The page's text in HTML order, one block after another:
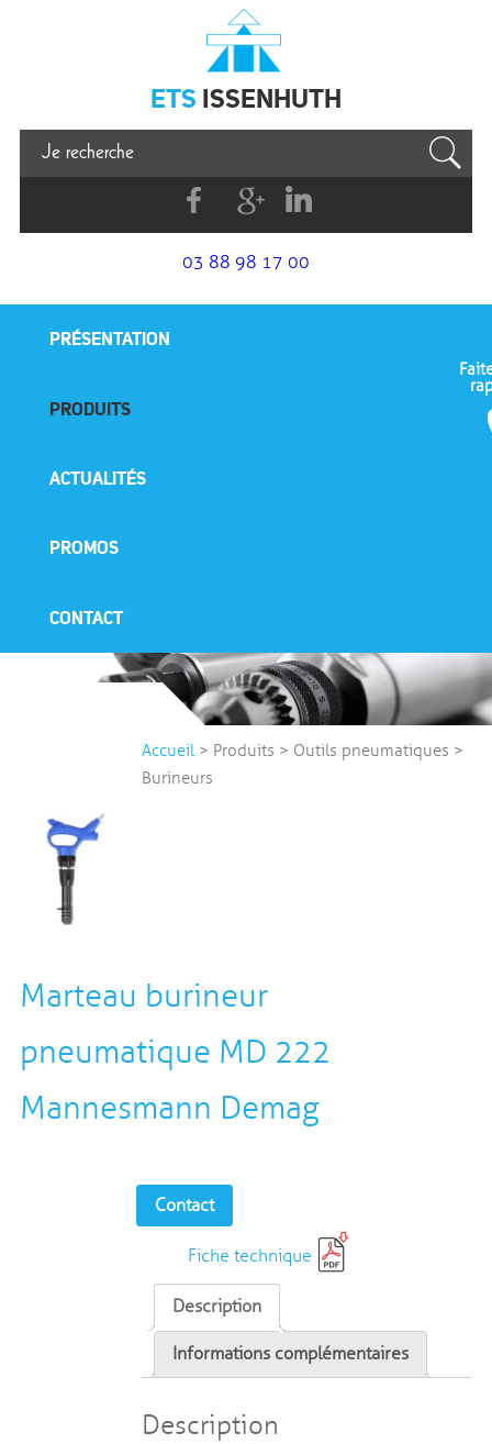
Issenhuth
ETS ISSENHUTH
FacebookG+
Linkedin
03 88 98 17 00
PRÉSENTATION
PRODUITS
ACTUALITÉS
PROMOS
CONTACT
Accueil > Produits > Outils pneumatiques >
Burineurs
Marteau burineur
pneumatique MD 222
Mannesmann Demag
Contact
Fiche technique
Description
Informations complémentaires
Description